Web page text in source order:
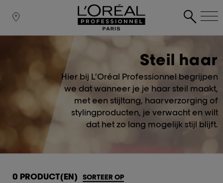
Steil haar
Hier bij L’Oréal Professionnel begrijpen
we dat wanneer je je haar steil maakt,
met een stijltang, haarverzorging of
stylingproducten, je verwacht en wilt
dat het zo lang mogelijk stijl blijft.
0 PRODUCT(EN) SORTEER OP